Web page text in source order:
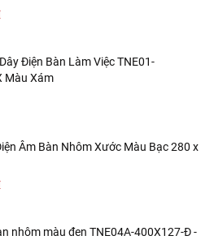
Điện Bàn Làm Việc TNE01-
Màu Xám
Âm Bàn Nhôm Xước Màu Bạc 280 x
nhôm màu đen TNE04A-400X127-Đ -